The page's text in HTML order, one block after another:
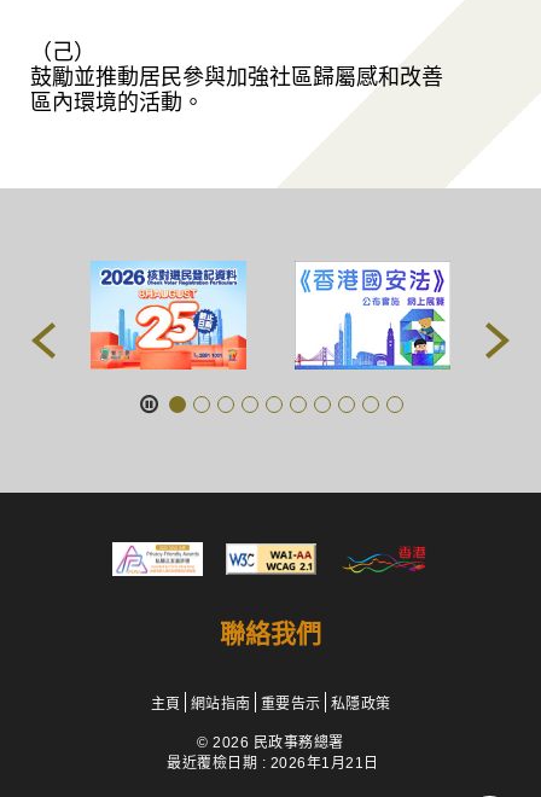
（己）
鼓勵並推動居民參與加強社區歸屬感和改善
區內環境的活動。
聯絡我們
主頁 網站指南 重要告示 私隱政策
© 2026 民政事務總署
最近覆檢日期 : 2026年1月21日